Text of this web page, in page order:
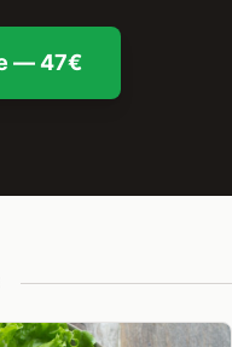
— 47€